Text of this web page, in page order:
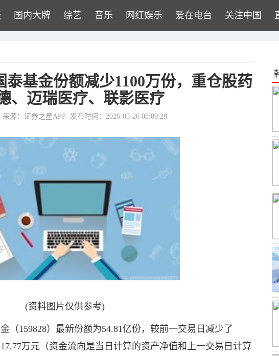
国内大牌 综艺 音乐 网红娱乐 爱在电台 关注中国
泰基金份额减少1100万份，重仓股药
、迈瑞医疗、联影医疗
来源：证券之星APP 发布时间：2026-05-26 08:09:28
(资料图片仅供参考)
（159828）最新份额为54.81亿份，较前一交易日减少了
万元（资金流向是当日计算的资产净值和上一交易日计算